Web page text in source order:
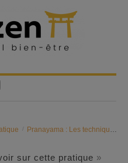
/ Pranayama : Les techniques de respiration yogis
sur cette pratique »